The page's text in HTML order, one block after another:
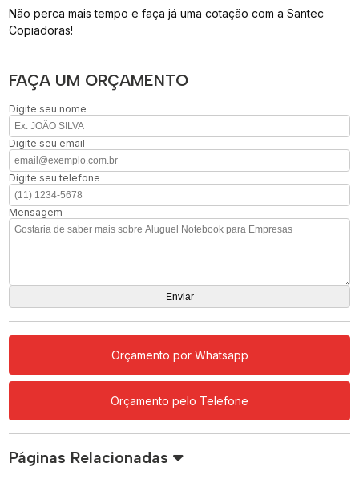
Não perca mais tempo e faça já uma cotação com a Santec
Copiadoras!
FAÇA UM ORÇAMENTO
Digite seu nome
Digite seu email
Digite seu telefone
Mensagem
Orçamento por Whatsapp
Orçamento pelo Telefone
Páginas Relacionadas